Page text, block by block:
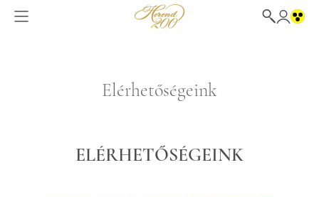
Elérhetőségeink
ELÉRHETŐSÉGEINK